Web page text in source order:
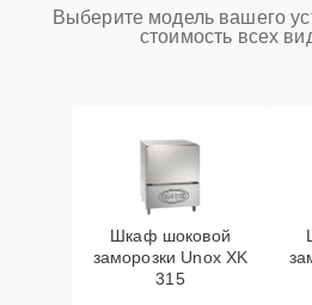
Выберите модель вашего
стоимость всех
Шкаф шоковой
заморозки Unox XK
315